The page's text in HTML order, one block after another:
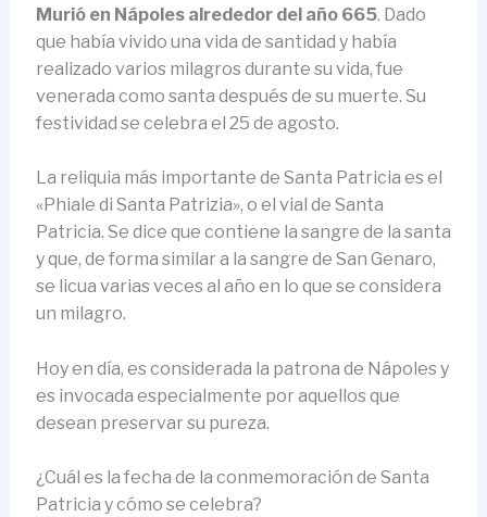
Murió en Nápoles alrededor del año 665. Dado
que había vivido una vida de santidad y había
realizado varios milagros durante su vida, fue
venerada como santa después de su muerte. Su
festividad se celebra el 25 de agosto.
La reliquia más importante de Santa Patricia es el
«Phiale di Santa Patrizia», o el vial de Santa
Patricia. Se dice que contiene la sangre de la santa
y que, de forma similar a la sangre de San Genaro,
se licua varias veces al año en lo que se considera
un milagro.
Hoy en día, es considerada la patrona de Nápoles y
es invocada especialmente por aquellos que
desean preservar su pureza.
¿Cuál es la fecha de la conmemoración de Santa
Patricia y cómo se celebra?